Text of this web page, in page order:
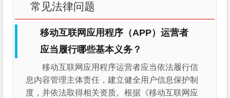
常见法律问题
移动互联网应用程序（APP）运营者
应当履行哪些基本义务？
移动互联网应用程序运营者应当依法履行信
息内容管理主体责任，建立健全用户信息保护制
度，并依法取得相关资质。根据《移动互联网应